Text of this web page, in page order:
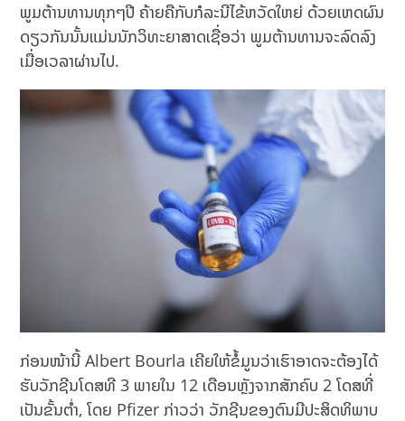
ພູມຕ້ານທານທຸກໆປີ ຄ້າຍຄືກັບກໍລະນີໄຂ້ຫວັດໃຫຍ່ ດ້ວຍເຫດຜົນ
ດຽວກັນນັ້ນແມ່ນນັກວິທະຍາສາດເຊື່ອວ່າ ພູມຕ້ານທານຈະລົດລົງ
ເມື່ອເວລາຜ່ານໄປ.
ກ່ອນໜ້ານີ້ Albert Bourla ເຄີຍໃຫ້ຂໍ້ມູນວ່າເຮົາອາດຈະຕ້ອງໄດ້
ຮັບວັກຊີນໂດສທີ 3 ພາຍໃນ 12 ເດືອນຫຼັງຈາກສັກຄົບ 2 ໂດສທີ່
ເປັນຂັ້ນຕ່ຳ, ໂດຍ Pfizer ກ່າວວ່າ ວັກຊີນຂອງຕົນມີປະສິດທິພາບ